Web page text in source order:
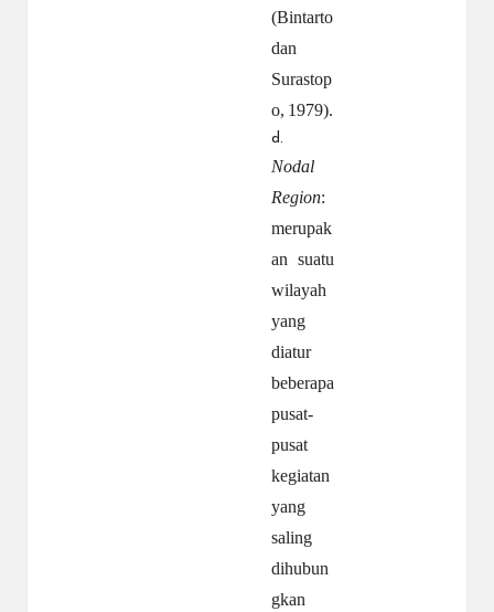
(Bintarto
dan
Surastop
o, 1979).
d.
Nodal
Region:
merupak
an suatu
wilayah
yang
diatur
beberapa
pusat-
pusat
kegiatan
yang
saling
dihubun
gkan